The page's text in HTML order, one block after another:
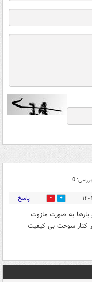
0
2 پاسخ
بارها به صورت مازوت
کنار سوخت بی کیفیت